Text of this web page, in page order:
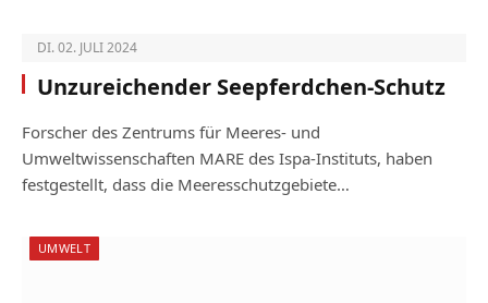
DI. 02. JULI 2024
Unzureichender Seepferdchen-Schutz
Forscher des Zentrums für Meeres- und
Umweltwissenschaften MARE des Ispa-­Instituts, haben
festgestellt, dass die Mee­res­schutzgebiete…
UMWELT